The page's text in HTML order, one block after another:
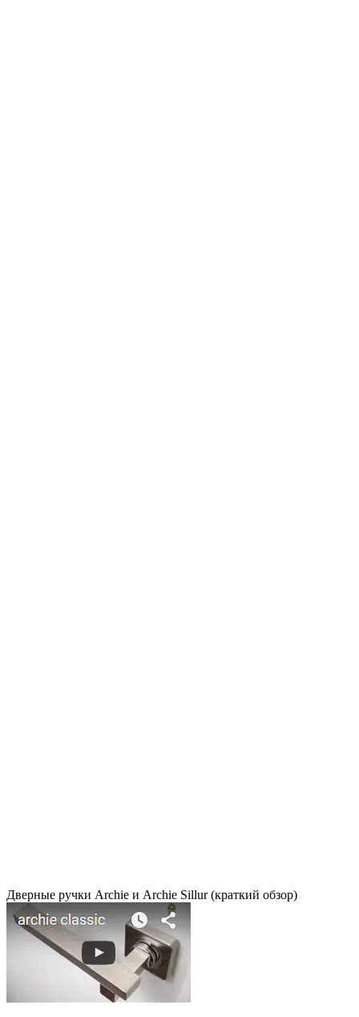
Дверные ручки Archie и Archie Sillur (краткий обзор)